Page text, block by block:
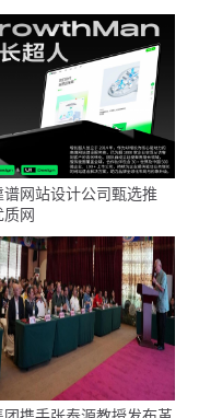
谱网站设计公司甄选推
网